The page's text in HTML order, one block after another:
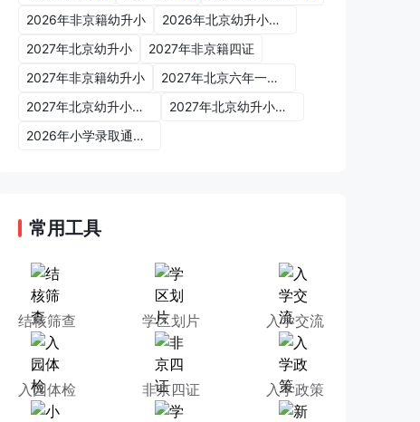
2026年非京籍幼升小
2026年北京幼升小入学政策
2027年北京幼升小
2027年非京籍四证
2027年非京籍幼升小
2027年北京六年一学位政策
2027年北京幼升小六年一学位政策
2027年北京幼升小入学政策
2026年小学录取通知书
常用工具
结核筛查 学区划片 入学交流
入园体检 非京四证 入学政策